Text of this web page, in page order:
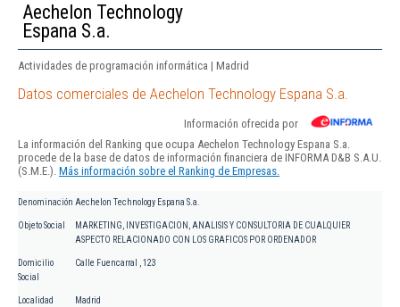
Aechelon Technology
Espana S.a.
Actividades de programación informática | Madrid
Datos comerciales de Aechelon Technology Espana S.a.
Información ofrecida por
La información del Ranking que ocupa Aechelon Technology Espana S.a.
procede de la base de datos de información financiera de INFORMA D&B S.A.U.
(S.M.E.). Más información sobre el Ranking de Empresas.
Denominación Aechelon Technology Espana S.a.
Objeto Social
MARKETING, INVESTIGACION, ANALISIS Y CONSULTORIA DE CUALQUIER
ASPECTO RELACIONADO CON LOS GRAFICOS POR ORDENADOR
Domicilio
Social
Calle Fuencarral , 123
Localidad Madrid